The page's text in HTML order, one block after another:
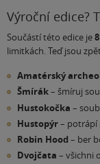
Výroční edice?
Součástí této edice je
limitkách. Teď jsou
Amatérský
Šmírák– šmíruj
Hustokočka –
Hustopýr– potrápí
Robin Hood – ber
Dvojčata – všichni